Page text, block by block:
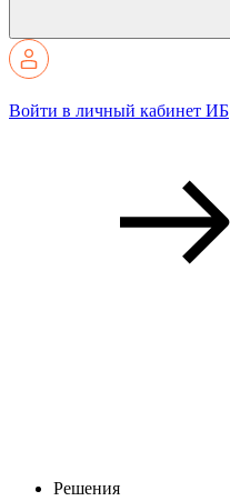
Войти в личный кабинет ИБ
Решения